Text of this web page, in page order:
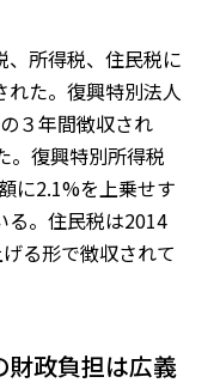
所得税、住民税に
れた。復興特別法人
３年間徴収され
。復興特別所得税
に2.1%を上乗せす
る。住民税は2014
る形で徴収されて
財政負担は広義